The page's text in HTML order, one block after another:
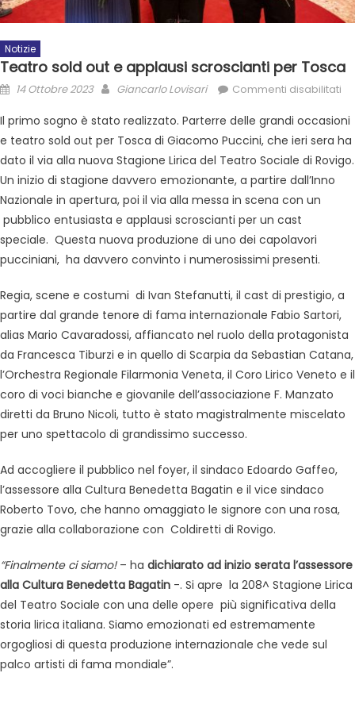
Notizie
Teatro sold out e applausi scroscianti per Tosca
14 Ottobre 2023 Giancarlo Lovisari Commenti disabilitati
Il primo sogno è stato realizzato. Parterre delle grandi occasioni
e teatro sold out per Tosca di Giacomo Puccini, che ieri sera ha
dato il via alla nuova Stagione Lirica del Teatro Sociale di Rovigo.
Un inizio di stagione davvero emozionante, a partire dall’Inno
Nazionale in apertura, poi il via alla messa in scena con un
pubblico entusiasta e applausi scroscianti per un cast
speciale. Questa nuova produzione di uno dei capolavori
pucciniani, ha davvero convinto i numerosissimi presenti.
Regia, scene e costumi di Ivan Stefanutti, il cast di prestigio, a
partire dal grande tenore di fama internazionale Fabio Sartori,
alias Mario Cavaradossi, affiancato nel ruolo della protagonista
da Francesca Tiburzi e in quello di Scarpia da Sebastian Catana,
l’Orchestra Regionale Filarmonia Veneta, il Coro Lirico Veneto e il
coro di voci bianche e giovanile dell’associazione F. Manzato
diretti da Bruno Nicoli, tutto è stato magistralmente miscelato
per uno spettacolo di grandissimo successo.
Ad accogliere il pubblico nel foyer, il sindaco Edoardo Gaffeo,
l’assessore alla Cultura Benedetta Bagatin e il vice sindaco
Roberto Tovo, che hanno omaggiato le signore con una rosa,
grazie alla collaborazione con Coldiretti di Rovigo.
“Finalmente ci siamo!– ha dichiarato ad inizio serata l’assessore
alla Cultura Benedetta Bagatin -. Si apre la 208^ Stagione Lirica
del Teatro Sociale con una delle opere più significativa della
storia lirica italiana. Siamo emozionati ed estremamente
orgogliosi di questa produzione internazionale che vede sul
palco artisti di fama mondiale”.